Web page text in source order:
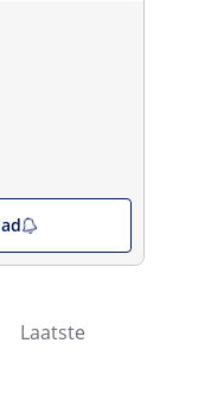
Laatste